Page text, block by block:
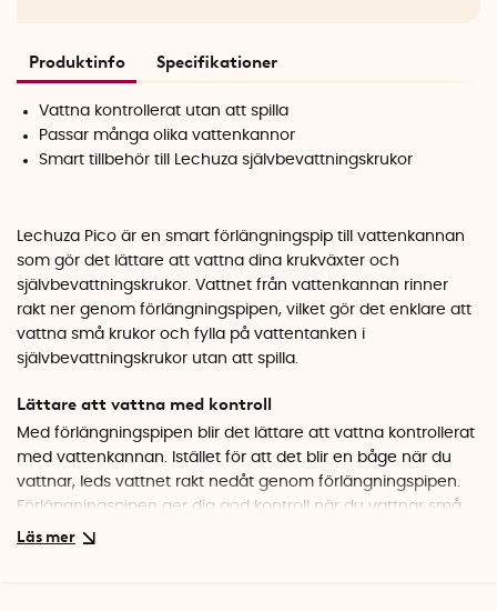
Produktinfo Specifikationer
Vattna kontrollerat utan att spilla
Passar många olika vattenkannor
Smart tillbehör till Lechuza självbevattningskrukor
Lechuza Pico är en smart förlängningspip till vattenkannan
som gör det lättare att vattna dina krukväxter och
självbevattningskrukor. Vattnet från vattenkannan rinner
rakt ner genom förlängningspipen, vilket gör det enklare att
vattna små krukor och fylla på vattentanken i
självbevattningskrukor utan att spilla.
Lättare att vattna med kontroll
Med förlängningspipen blir det lättare att vattna kontrollerat
med vattenkannan. Istället för att det blir en båge när du
vattnar, leds vattnet rakt nedåt genom förlängningspipen.
Förlängningspipen ger dig god kontroll när du vattnar små
krukor och det lilla hålet är dessutom speciellt anpassat för